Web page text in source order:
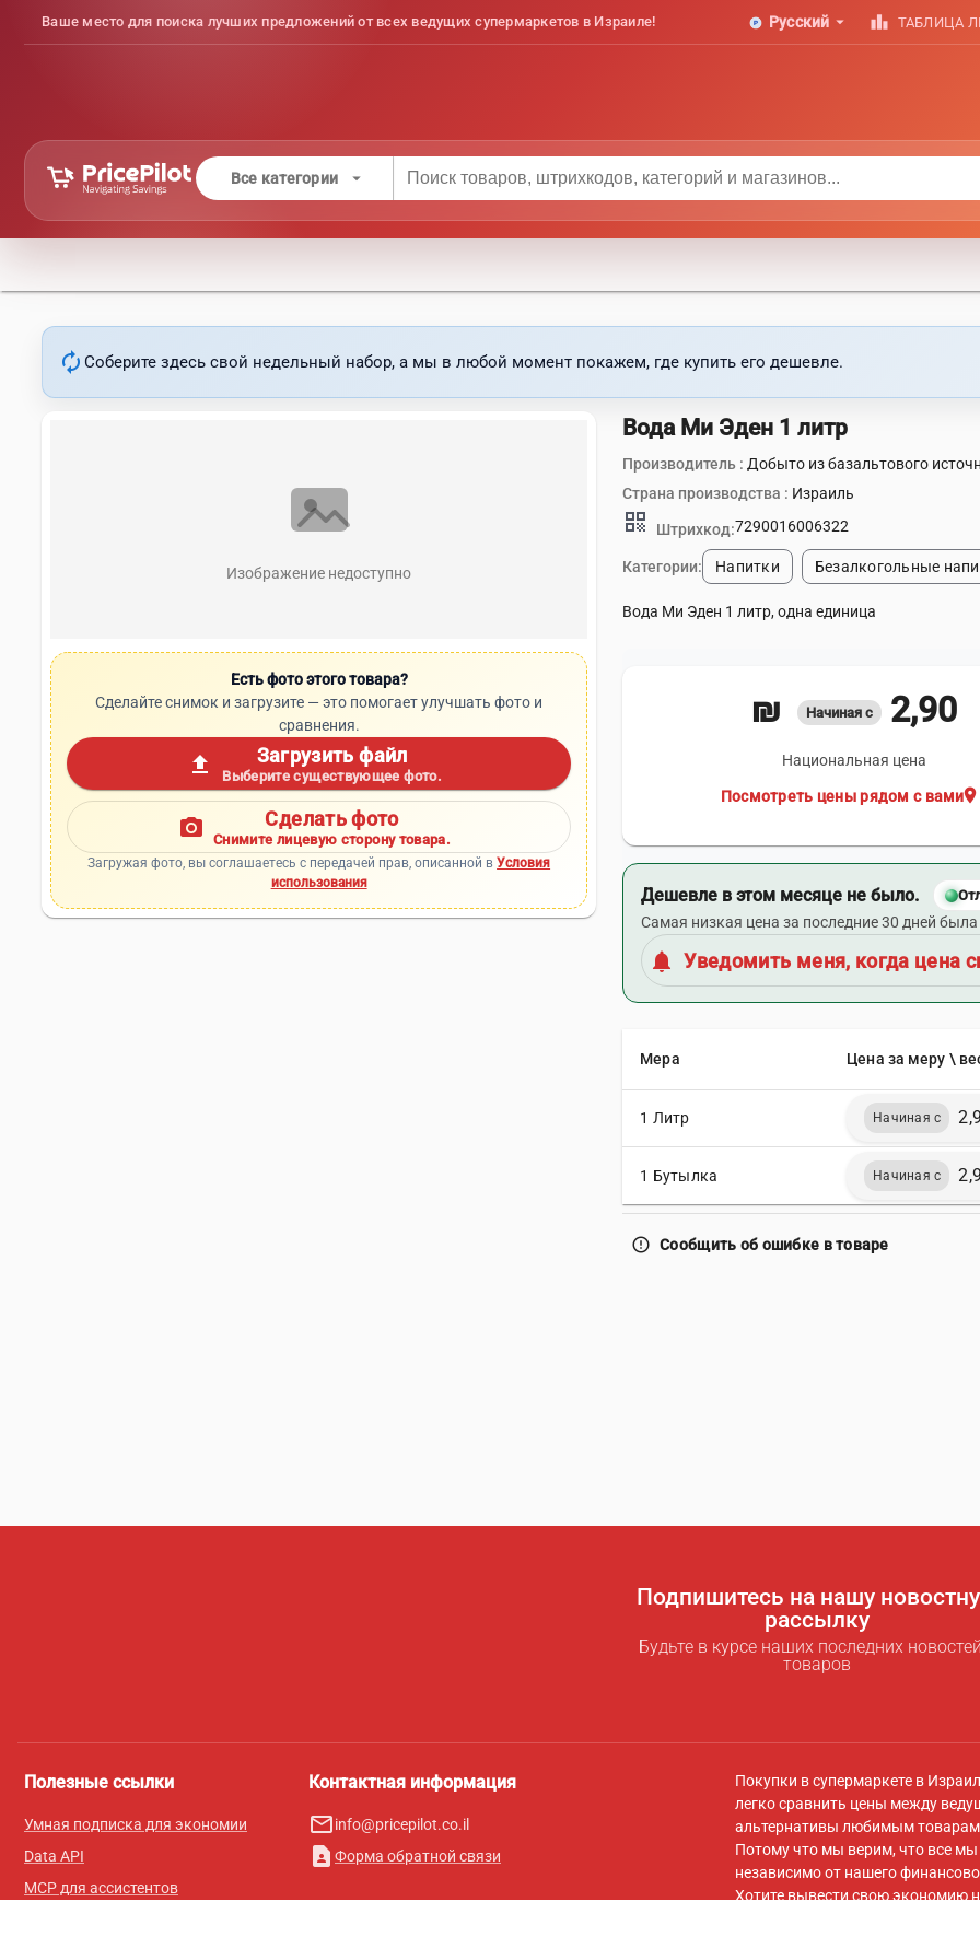
Ваше место для поиска лучших предложений от всех ведущих супермаркетов в Израиле! Русский arrow_drop_down leaderboard ТАБЛИЦА
Все категории arrow_drop_down
autorenew Соберите здесь свой недельный набор, а мы в любой момент покажем, где купить его дешевле.
Изображение недоступно
Есть фото этого товара?
Сделайте снимок и загрузите — это помогает улучшать фото и
сравнения.
upload Загрузить файл
Выберите существующее фото.
photo_camera Сделать фото
Снимите лицевую сторону товара.
Загружая фото, вы соглашаетесь с передачей прав, описанной вУсловия
использования
Вода Ми Эден 1 литр
Производитель : Добыто из базальтового
Страна производства : Израиль
qr_code Штрихкод:7290016006322
Категории: Напитки Безалкогольные
Вода Ми Эден 1 литр, одна единица
Начиная с 2,90 ₪
Национальная цена
location_on
Посмотреть цены рядом с вами
Дешевле в этом месяце не было.
Самая низкая цена за последние 30 дней
notifications Уведомить меня, когда цена
Мера Цена за меру \
1 Литр Начиная с
1 Бутылка Начиная с
error_outline Сообщить об ошибке в товаре
Подпишитесь на нашу
рассылку
Будьте в курсе наших последних
товаров
Полезные ссылки
Умная подписка для экономии
Data API
MCP для ассистентов
Контактная информация
mail_outlineinfo@pricepilot.co.il
contact_page Форма обратной связи
Покупки в супермаркете в
легко сравнить цены между
альтернативы любимым
Потому что мы верим, что все
независимо от нашего
Хотите вывести свою экономию